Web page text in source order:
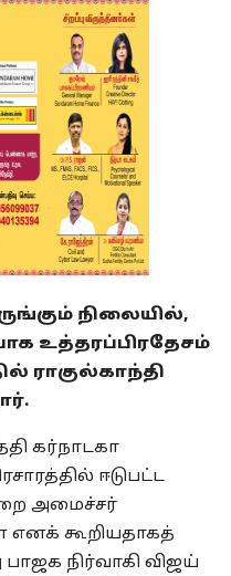
நிலையில்,
உத்தரப்பிரதேசம்
ராகுல்காந்தி
கர்நாடகா
ஈடுபட்ட
அமைச்சர்
கூறியதாகத்
பாஜக நிர்வாகி விஜய்